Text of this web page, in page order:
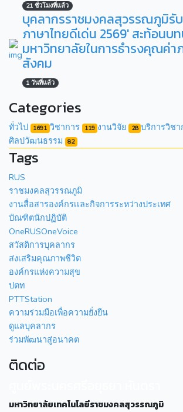
21 ชั่วโมงที่แล้ว
บุคลากรราชมงคลสุวรรณภูมิรั
ภาษาไทยดีเด่น 2569' สะท้อนบ
มหาวิทยาลัยในการธำรงคุณค่า
สังคม
1 วันที่แล้ว
Categories
ทั่วไป 1691 วิชาการ 119 งานวิจัย 28 บริการวิชา
ศิลปวัฒนธรรม 82
Tags
RUS
ราชมงคลสุวรรณภูมิ
งานสื่อสารองค์กรเเละกิจการระหว่างประเทศ
บัณฑิตนักปฏิบัติ
OneRUSOneVoice
สวัสดิการบุคลากร
ส่งเสริมคุณภาพชีวิต
องค์กรแห่งความสุข
ปตท
PTTStation
ความร่วมมือเพื่อความยั่งยืน
ดูแลบุคลากร
ร่วมพัฒนาสู่อนาคต
ติดต่อ
มหาวิทยาลัยเทคโนโลยีราชมงคลสุวรรณภูมิ